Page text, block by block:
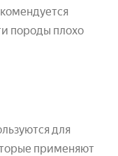
породы плохо
для
применяют